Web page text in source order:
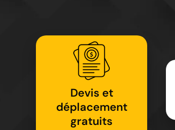
Devis et
déplacement
gratuits